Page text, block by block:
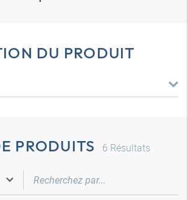
DU PRODUIT
PRODUITS 6 Résultats